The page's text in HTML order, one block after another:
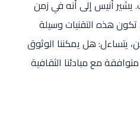
يشير أنيس إلى أنه في زمن
تكون هذه التقنيات وسيلة
يتساءل: هل يمكننا الوثوق
مع مبادئنا الثقافية